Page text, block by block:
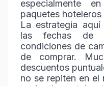
especialmente
paquetes
La estrategia
las fechas de
condiciones de
de comprar.
descuentos
no se repiten en